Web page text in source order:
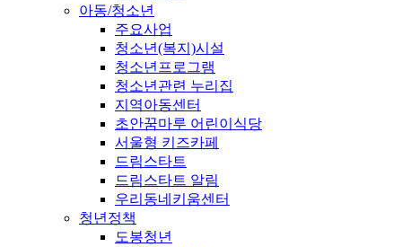
아동/청소년
주요사업
청소년(복지)시설
청소년프로그램
청소년관련 누리집
지역아동센터
초안꿈마루 어린이식당
서울형 키즈카페
드림스타트
드림스타트 알림
우리동네키움센터
청년정책
도봉청년